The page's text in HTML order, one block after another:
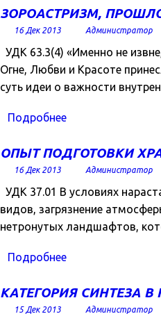
ЗОРОАСТРИЗМ,
16 Дек 2013 Администратор
УДК 63.3(4) «Именно не
Огне, Любви и Красоте
суть идеи о важности
Подробнее
ОПЫТ ПОДГОТОВКИ
16 Дек 2013 Администратор
УДК 37.01 В условиях
видов, загрязнение
нетронутых ландшафтов,
Подробнее
КАТЕГОРИЯ СИНТЕЗА
15 Дек 2013 Администратор